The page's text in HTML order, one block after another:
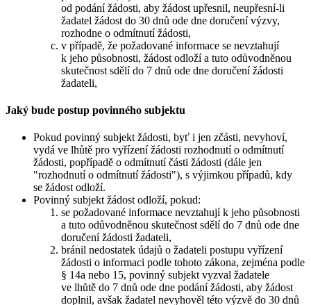
od podání žádosti, aby žádost upřesnil, neupřesní-li
žadatel žádost do 30 dnů ode dne doručení výzvy,
rozhodne o odmítnutí žádosti,
v případě, že požadované informace se nevztahují
k jeho působnosti, žádost odloží a tuto odůvodněnou
skutečnost sdělí do 7 dnů ode dne doručení žádosti
žadateli,
Jaký bude postup povinného subjektu
Pokud povinný subjekt žádosti, byť i jen zčásti, nevyhoví,
vydá ve lhůtě pro vyřízení žádosti rozhodnutí o odmítnutí
žádosti, popřípadě o odmítnutí části žádosti (dále jen
"rozhodnutí o odmítnutí žádosti"), s výjimkou případů, kdy
se žádost odloží.
Povinný subjekt žádost odloží, pokud:
se požadované informace nevztahují k jeho působnosti
a tuto odůvodněnou skutečnost sdělí do 7 dnů ode dne
doručení žádosti žadateli,
bránil nedostatek údajů o žadateli postupu vyřízení
žádosti o informaci podle tohoto zákona, zejména podle
§ 14a nebo 15, povinný subjekt vyzval žadatele
ve lhůtě do 7 dnů ode dne podání žádosti, aby žádost
doplnil, avšak žadatel nevyhověl této výzvě do 30 dnů